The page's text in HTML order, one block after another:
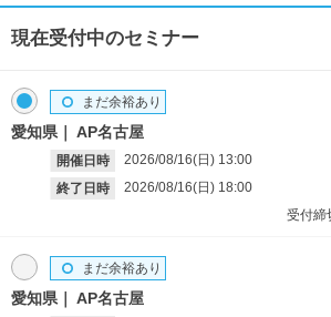
現在受付中のセミナー
愛知県 AP名古屋
開催日時 2026/08/16(日) 13:00
終了日時
2026/08/16(日) 18:00
まだ余裕あり
受付締
愛知県 AP名古屋
まだ余裕あり